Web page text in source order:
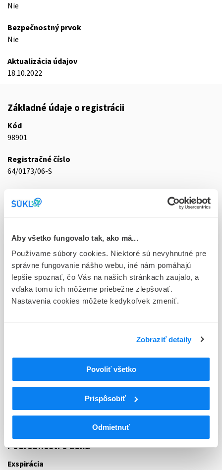
Aby všetko fungovalo tak, ako má...
Používame súbory cookies. Niektoré sú nevyhnutné pre
správne fungovanie nášho webu, iné nám pomáhajú
lepšie spoznať, čo Vás na našich stránkach zaujalo, a
vďaka tomu ich môžeme priebežne zlepšovať.
Nastavenia cookies môžete kedykoľvek zmeniť.
Zobraziť detaily
Povoliť všetko
Prispôsobiť
Odmietnuť
Nie
Bezpečnostný prvok
Nie
Aktualizácia údajov
18.10.2022
Základné údaje o registrácii
Kód
98901
Registračné číslo
64/0173/06-S
int osd 30x0,4 ml/2 mg (obal LDPE jednod.)
D - Registrácia bez obmedzenia platnosti
Typ registračnej procedúry
Vzájomné uznávanie (mutual recognition proc.)
Držiteľ, krajina
AbbVie s.r.o., Slovensko
ATC
Zmyslové orgány
S01
Oftalmologiká
Iné oftalmologiká
S01XA20
Umelé slzy a iné indiferentné liečivá
Podrobnosti o lieku
Exspirácia